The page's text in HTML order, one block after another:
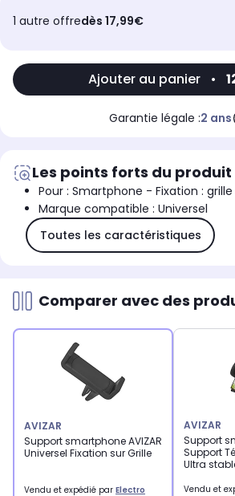
1 autre offredès 17,99€
Ajouter au panier •
Garantie légale :2 ans
Les points forts du produit
Pour : Smartphone - Fixation :
Marque compatible : Universel
Toutes les caractéristiques
Comparer avec des
AVIZAR
Support smartphone AVIZAR
Universel Fixation sur Grille
Vendu et expédié par Electro
AVIZAR
Support
Support
Ultra
Vendu et